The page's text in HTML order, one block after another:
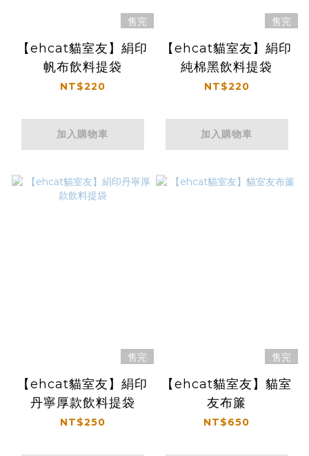
售完
【ehcat貓室友】絹印
帆布飲料提袋
NT$220
加入購物車
售完
【ehcat貓室友】絹印
純棉黑飲料提袋
NT$220
加入購物車
售完
【ehcat貓室友】絹印
丹寧厚款飲料提袋
NT$250
售完
【ehcat貓室友】貓室
友布簾
NT$650